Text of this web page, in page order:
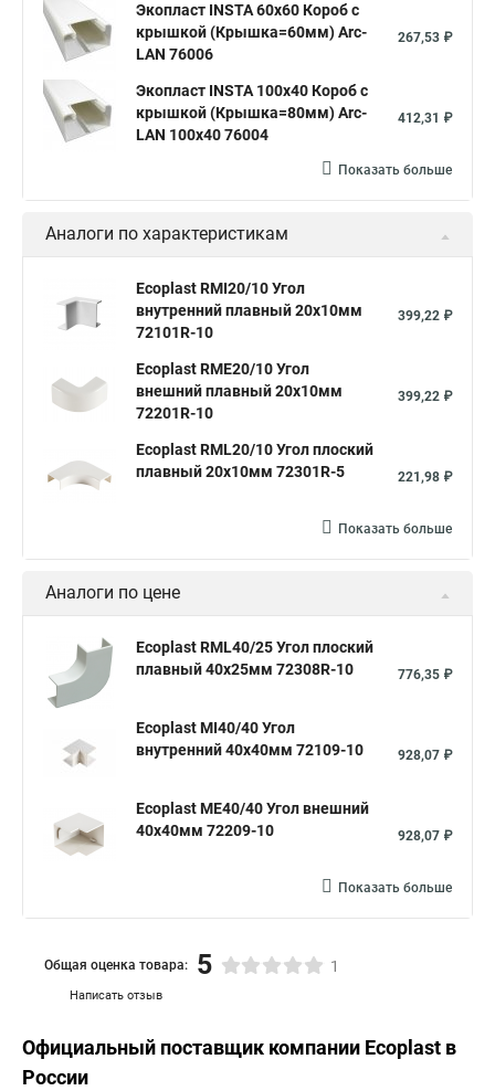
Экопласт INSTA 60х60 Короб с
крышкой (Крышка=60мм) Arc-
LAN 76006
267,53 ₽
Экопласт INSTA 100x40 Короб с
крышкой (Крышка=80мм) Arc-
LAN 100x40 76004
412,31 ₽
Показать больше
Аналоги по характеристикам
Ecoplast RMI20/10 Угол
внутренний плавный 20х10мм
72101R-10
399,22 ₽
Ecoplast RME20/10 Угол
внешний плавный 20х10мм
72201R-10
399,22 ₽
Ecoplast RML20/10 Угол плоский
плавный 20х10мм 72301R-5
221,98 ₽
Показать больше
Аналоги по цене
Ecoplast RML40/25 Угол плоский
плавный 40х25мм 72308R-10
776,35 ₽
Ecoplast MI40/40 Угол
внутренний 40х40мм 72109-10
928,07 ₽
Ecoplast ME40/40 Угол внешний
40х40мм 72209-10
928,07 ₽
Показать больше
Написать отзыв
Общая оценка товара: 5 1
Официальный поставщик компании Ecoplast в
России